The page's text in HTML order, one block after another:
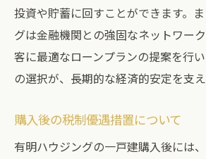
投資や貯蓄に回すことができます。
グは金融機関との強固なネットワー
客に最適なローンプランの提案を行
の選択が、長期的な経済的安定を支え
購入後の税制優遇措置について
有明ハウジングの一戸建購入後には